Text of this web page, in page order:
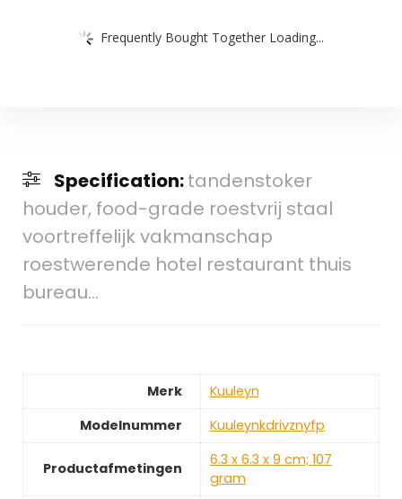
Frequently Bought Together Loading...
Specification:tandenstoker
houder, food-grade roestvrij staal
voortreffelijk vakmanschap
roestwerende hotel restaurant thuis
bureau…
Merk
‎Kuuleyn
Modelnummer
‎Kuuleynkdrivznyfp
Productafmetingen
‎6.3 x 6.3 x 9 cm; 107
gram